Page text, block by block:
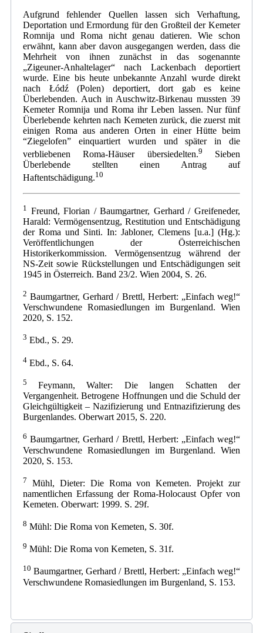
Aufgrund fehlender Quellen lassen sich Verhaftung,
Deportation und Ermordung für den Großteil der Kemeter
Romnija und Roma nicht genau datieren. Wie schon
erwähnt, kann aber davon ausgegangen werden, dass die
Mehrheit von ihnen zunächst in das sogenannte
„Zigeuner-Anhaltelager“ nach Lackenbach deportiert
wurde. Eine bis heute unbekannte Anzahl wurde direkt
nach Łódź (Polen) deportiert, dort gab es keine
Überlebenden. Auch in Auschwitz-Birkenau mussten 39
Kemeter Romnija und Roma ihr Leben lassen. Nur fünf
Überlebende kehrten nach Kemeten zurück, die zuerst mit
einigen Roma aus anderen Orten in einer Hütte beim
“Ziegelofen” einquartiert wurden und später in die
verbliebenen Roma-Häuser übersiedelten.9
Sieben
Überlebende stellten einen Antrag auf
Haftentschädigung.10
1
Freund, Florian / Baumgartner, Gerhard / Greifeneder,
Harald: Vermögensentzug, Restitution und Entschädigung
der Roma und Sinti. In: Jabloner, Clemens [u.a.] (Hg.):
Veröffentlichungen der Österreichischen
Historikerkommission. Vermögensentzug während der
NS-Zeit sowie Rückstellungen und Entschädigungen seit
1945 in Österreich. Band 23/2. Wien 2004, S. 26.
2 Baumgartner, Gerhard / Brettl, Herbert: „Einfach weg!“
Verschwundene Romasiedlungen im Burgenland. Wien
2020, S. 152.
3 Ebd., S. 29.
4 Ebd., S. 64.
5 Feymann, Walter: Die langen Schatten der
Vergangenheit. Betrogene Hoffnungen und die Schuld der
Gleichgültigkeit – Nazifizierung und Entnazifizierung des
Burgenlandes. Oberwart 2015, S. 220.
6 Baumgartner, Gerhard / Brettl, Herbert: „Einfach weg!“
Verschwundene Romasiedlungen im Burgenland. Wien
2020, S. 153.
7
Mühl, Dieter: Die Roma von Kemeten. Projekt zur
namentlichen Erfassung der Roma-Holocaust Opfer von
Kemeten. Oberwart: 1999. S. 29f.
8 Mühl: Die Roma von Kemeten, S. 30f.
9 Mühl: Die Roma von Kemeten, S. 31f.
10 Baumgartner, Gerhard / Brettl, Herbert: „Einfach weg!“
Verschwundene Romasiedlungen im Burgenland, S. 153.